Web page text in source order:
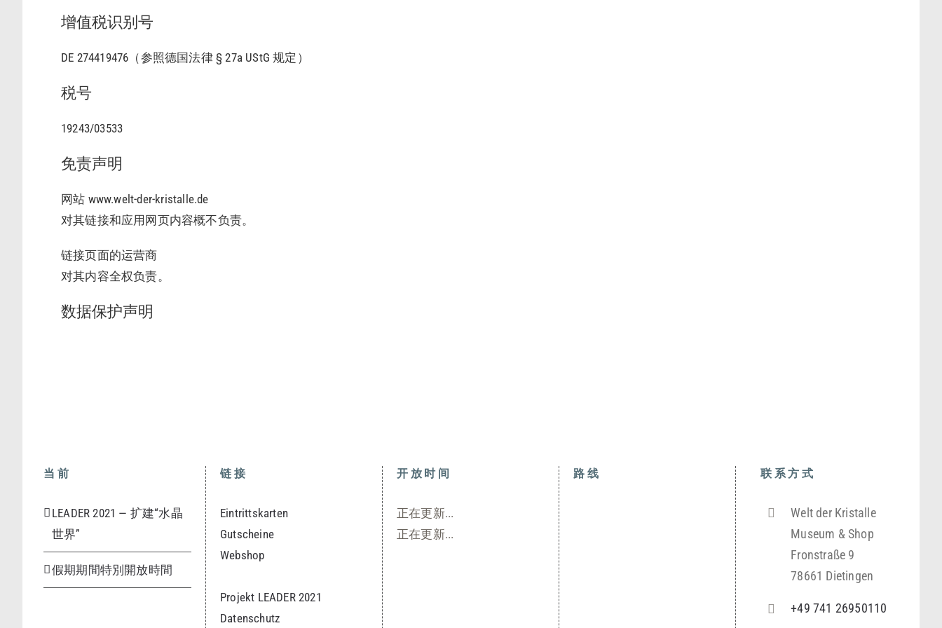
增值税识别号
DE 274419476（参照德国法律 § 27a UStG 规定）
税号
19243/03533
免责声明
网站 www.welt-der-kristalle.de
对其链接和应用网页内容概不负责。
链接页面的运营商
对其内容全权负责。
数据保护声明
当前
LEADER 2021 — 扩建“水晶
世界”
假期期間特別開放時間
链接
Eintrittskarten
Gutscheine
Webshop
Projekt LEADER 2021
Datenschutz
开放时间
正在更新...
正在更新...
路线 联系方式
Welt der Kristalle
Museum & Shop
Fronstraße 9
78661 Dietingen
+49 741 26950110